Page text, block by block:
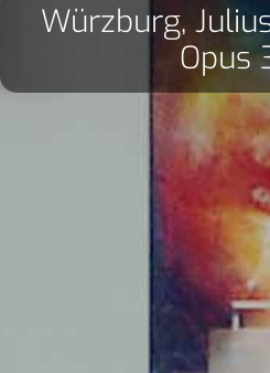
Würzburg,
Opus